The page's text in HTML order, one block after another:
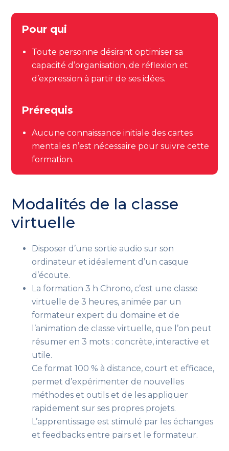
Pour qui
Toute personne désirant optimiser sa
capacité d’organisation, de réflexion et
d’expression à partir de ses idées.
Prérequis
Aucune connaissance initiale des cartes
mentales n’est nécessaire pour suivre cette
formation.
Modalités de la classe
virtuelle
Disposer d’une sortie audio sur son
ordinateur et idéalement d’un casque
d’écoute.
La formation 3 h Chrono, c’est une classe
virtuelle de 3 heures, animée par un
formateur expert du domaine et de
l’animation de classe virtuelle, que l’on peut
résumer en 3 mots : concrète, interactive et
utile.
Ce format 100 % à distance, court et efficace,
permet d’expérimenter de nouvelles
méthodes et outils et de les appliquer
rapidement sur ses propres projets.
L’apprentissage est stimulé par les échanges
et feedbacks entre pairs et le formateur.